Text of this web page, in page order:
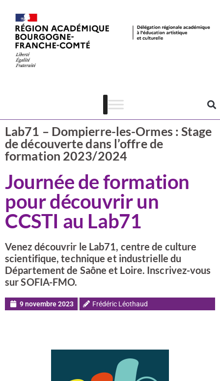
Lab71 – Dompierre-les-Ormes : Stage
de découverte dans l’offre de
formation 2023/2024
Journée de formation
pour découvrir un
CCSTI au Lab71
Venez découvrir le Lab71, centre de culture
scientifique, technique et industrielle du
Département de Saône et Loire. Inscrivez-vous
sur SOFIA-FMO.
9 novembre 2023 Frédéric Léothaud